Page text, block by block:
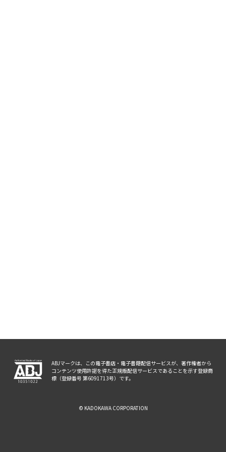
ABJマークは、この電子書店・電子書籍配信サービスが、著作権者から
コンテンツ使用許諾を得た正規版配信サービスであることを示す登録商
標（登録番号 第6091713号）です。
© KADOKAWA CORPORATION